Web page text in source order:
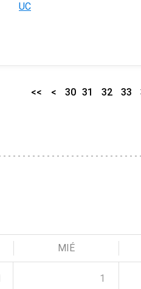
UC
<< < 30 31 32 33
MIÉ
1